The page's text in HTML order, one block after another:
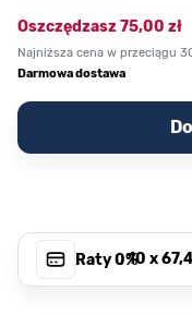
Oszczędzasz75,00 zł
Najniższa cena w przeciągu
Darmowa dostawa
Raty 0%, 10 x